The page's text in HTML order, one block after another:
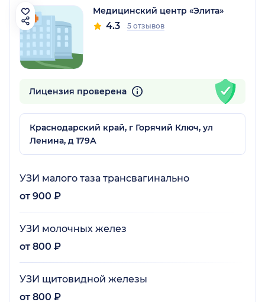
Медицинский центр «Элита»
4.3 5 отзывов
Лицензия проверена
Краснодарский край, г Горячий Ключ, ул
Ленина, д 179А
УЗИ малого таза трансвагинально
от 900 ₽
УЗИ молочных желез
от 800 ₽
УЗИ щитовидной железы
от 800 ₽